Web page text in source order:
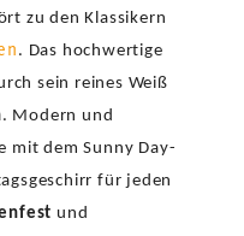
zu den Klassikern
. Das hochwertige
sein reines Weiß
. Modern und
mit dem Sunny Day-
für jeden
und